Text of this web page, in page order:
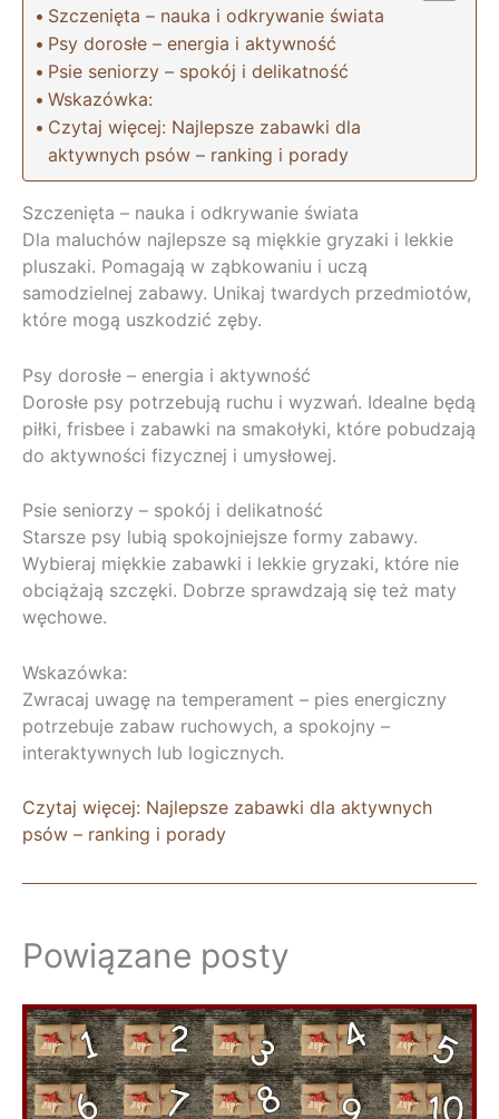
Szczenięta – nauka i odkrywanie świata
Psy dorosłe – energia i aktywność
Psie seniorzy – spokój i delikatność
Wskazówka:
Czytaj więcej: Najlepsze zabawki dla
aktywnych psów – ranking i porady
Szczenięta – nauka i odkrywanie świata
Dla maluchów najlepsze są miękkie gryzaki i lekkie
pluszaki. Pomagają w ząbkowaniu i uczą
samodzielnej zabawy. Unikaj twardych przedmiotów,
które mogą uszkodzić zęby.
Psy dorosłe – energia i aktywność
Dorosłe psy potrzebują ruchu i wyzwań. Idealne będą
piłki, frisbee i zabawki na smakołyki, które pobudzają
do aktywności fizycznej i umysłowej.
Psie seniorzy – spokój i delikatność
Starsze psy lubią spokojniejsze formy zabawy.
Wybieraj miękkie zabawki i lekkie gryzaki, które nie
obciążają szczęki. Dobrze sprawdzają się też maty
węchowe.
Wskazówka:
Zwracaj uwagę na temperament – pies energiczny
potrzebuje zabaw ruchowych, a spokojny –
interaktywnych lub logicznych.
Czytaj więcej: Najlepsze zabawki dla aktywnych
psów – ranking i porady
Powiązane posty